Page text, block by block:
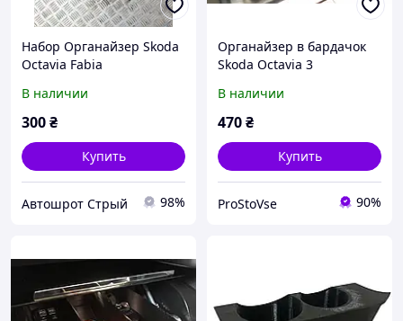
Набор Органайзер Skoda
Octavia Fabia
В наличии
300₴
Купить
Автошрот Стрый 98%
Органайзер в бардачок
Skoda Octavia 3
В наличии
470₴
Купить
ProStoVse 90%